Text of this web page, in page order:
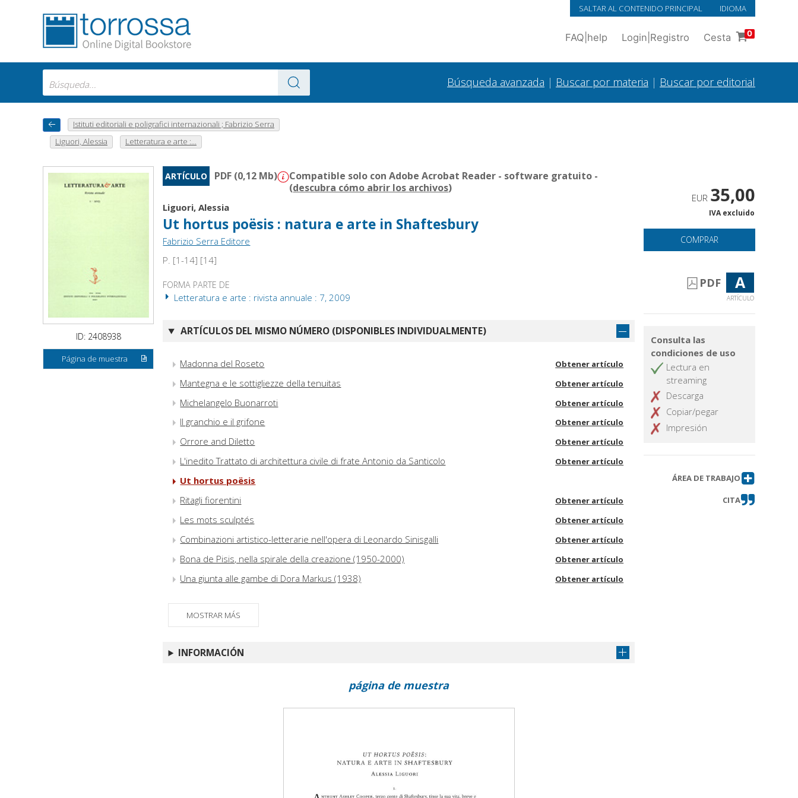
SALTAR AL CONTENIDO PRINCIPAL IDIOMA
FAQ help Login Registro Cesta 0
Búsqueda avanzada | Buscar por materia | Buscar por editorial
Istituti editoriali e poligrafici internazionali ; Fabrizio Serra
Liguori, Alessia
Letteratura e arte :...
ID: 2408938
Página de muestra
ARTÍCULO PDF (0,12 Mb)
Compatible solo con Adobe Acrobat Reader - software gratuito -
(descubra cómo abrir los archivos)
Liguori, Alessia
Ut hortus poësis : natura e arte in Shaftesbury
Fabrizio Serra Editore
P. [1-14] [14]
FORMA PARTE DE
Letteratura e arte : rivista annuale : 7, 2009
ARTÍCULOS DEL MISMO NÚMERO (DISPONIBLES INDIVIDUALMENTE)
Madonna del Roseto Obtener artículo
Mantegna e le sottigliezze della tenuitas Obtener artículo
Michelangelo Buonarroti Obtener artículo
Il granchio e il grifone Obtener artículo
Orrore and Diletto Obtener artículo
L'inedito Trattato di architettura civile di frate Antonio da Santicolo Obtener artículo
Ut hortus poësis
Ritagli fiorentini
Obtener artículo
Les mots sculptés Obtener artículo
Combinazioni artistico-letterarie nell'opera di Leonardo Sinisgalli Obtener artículo
Bona de Pisis, nella spirale della creazione (1950-2000) Obtener artículo
Una giunta alle gambe di Dora Markus (1938) Obtener artículo
MOSTRAR MÁS
INFORMACIÓN
EUR 35,00
IVA excluido
COMPRAR
PDF A
ARTÍCULO
Consulta las
condiciones de uso
Lectura en
streaming
Descarga
Copiar/pegar
Impresión
ÁREA DE TRABAJO
CITA
página de muestra